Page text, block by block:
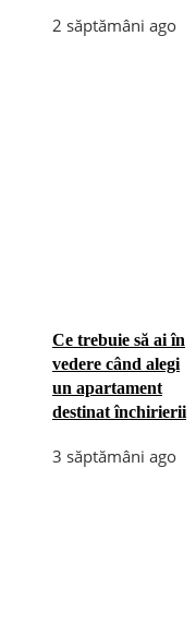
2 săptămâni ago
Ce trebuie să ai în
vedere când alegi
un apartament
destinat închirierii
3 săptămâni ago